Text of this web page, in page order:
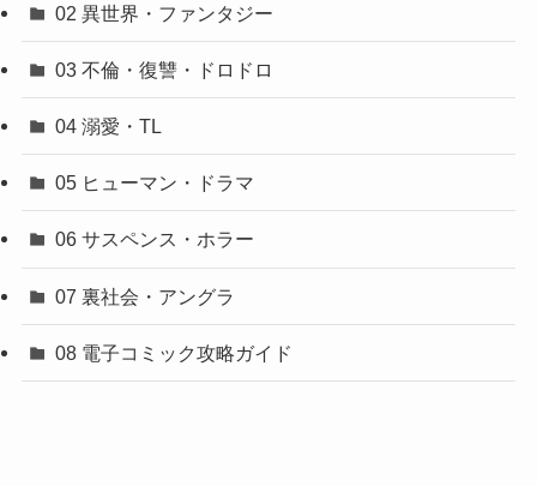
02 異世界・ファンタジー
03 不倫・復讐・ドロドロ
04 溺愛・TL
05 ヒューマン・ドラマ
06 サスペンス・ホラー
07 裏社会・アングラ
08 電子コミック攻略ガイド